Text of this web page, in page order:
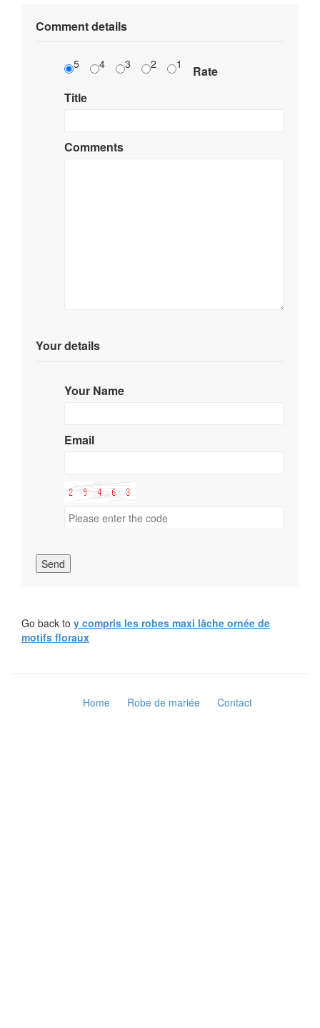
Comment details
Rate
5 4 3 2 1
Title
Comments
Your details
Your Name
Email
Send
Go back to y compris les robes maxi lâche ornée de
motifs floraux
Home Robe de mariée Contact